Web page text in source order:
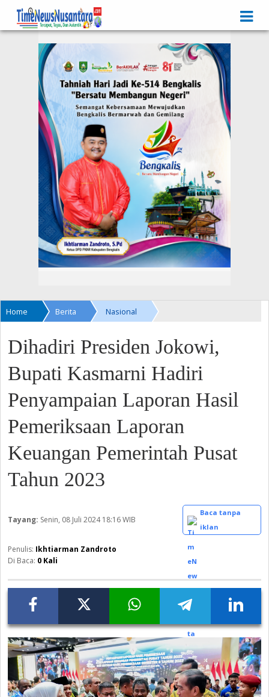
Iklan
Home Berita Nasional
Dihadiri Presiden Jokowi,
Bupati Kasmarni Hadiri
Penyampaian Laporan Hasil
Pemeriksaan Laporan
Keuangan Pemerintah Pusat
Tahun 2023
Tayang: Senin, 08 Juli 202418:16 WIB
Baca tanpa
iklan
Ikhtiarman Zandroto
Di Baca: 0 Kali